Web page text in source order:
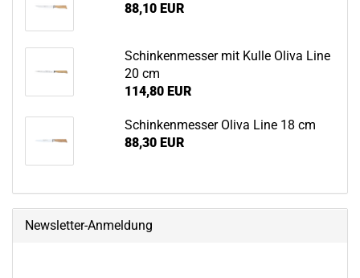
88,10 EUR
Schin­ken­mes­ser mit Kulle Oliva Line
20 cm
114,80 EUR
Schin­ken­mes­ser Oliva Line 18 cm
88,30 EUR
Newsletter-Anmeldung